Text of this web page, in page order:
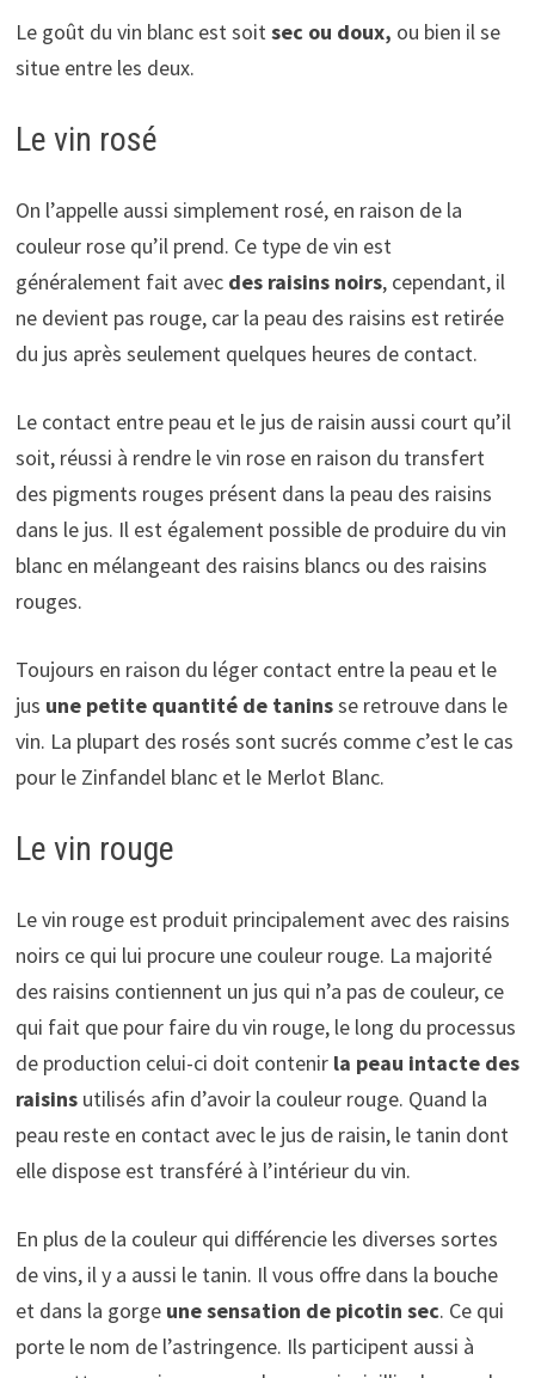
Le goût du vin blanc est soitsec ou doux, ou bien il se
situe entre les deux.
Le vin rosé
On l’appelle aussi simplement rosé, en raison de la
couleur rose qu’il prend. Ce type de vin est
généralement fait avecdes raisins noirs, cependant, il
ne devient pas rouge, car la peau des raisins est retirée
du jus après seulement quelques heures de contact.
Le contact entre peau et le jus de raisin aussi court qu’il
soit, réussi à rendre le vin rose en raison du transfert
des pigments rouges présent dans la peau des raisins
dans le jus. Il est également possible de produire du vin
blanc en mélangeant des raisins blancs ou des raisins
rouges.
Toujours en raison du léger contact entre la peau et le
jus une petite quantité de taninsse retrouve dans le
vin. La plupart des rosés sont sucrés comme c’est le cas
pour le Zinfandel blanc et le Merlot Blanc.
Le vin rouge
Le vin rouge est produit principalement avec des raisins
noirs ce qui lui procure une couleur rouge. La majorité
des raisins contiennent un jus qui n’a pas de couleur, ce
qui fait que pour faire du vin rouge, le long du processus
de production celui-ci doit contenir la peau intacte des
raisinsutilisés afin d’avoir la couleur rouge. Quand la
peau reste en contact avec le jus de raisin, le tanin dont
elle dispose est transféré à l’intérieur du vin.
En plus de la couleur qui différencie les diverses sortes
de vins, il y a aussi le tanin. Il vous offre dans la bouche
et dans la gorge une sensation de picotin sec. Ce qui
porte le nom de l’astringence. Ils participent aussi à